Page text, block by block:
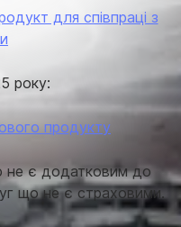
для співпраці з
року:
продукту
не є додатковим до
що не є страховими.